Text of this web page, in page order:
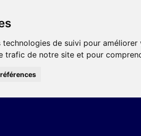
de suivi pour
trafic de notre site et pour